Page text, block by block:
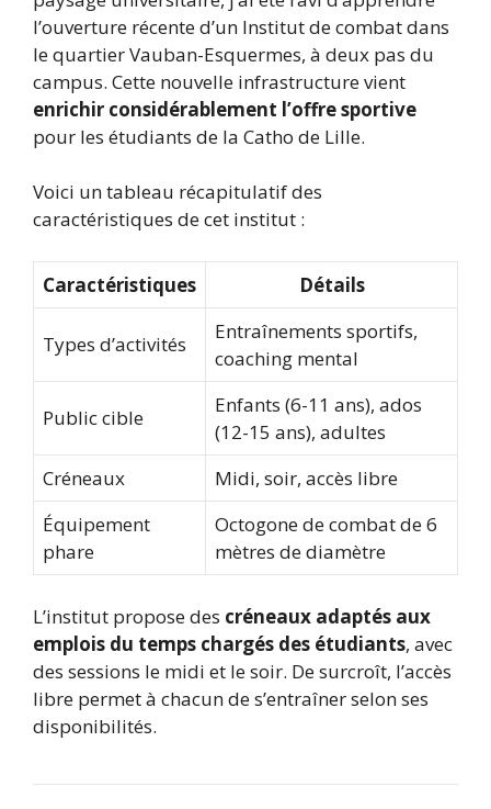
l’ouverture récente d’un Institut de combat dans
le quartier Vauban-Esquermes, à deux pas du
campus. Cette nouvelle infrastructure vient
enrichir considérablement l’offre sportive
pour les étudiants de la Catho de Lille.
Voici un tableau récapitulatif des
caractéristiques de cet institut :
Caractéristiques Détails
Types d’activités
Entraînements sportifs,
coaching mental
Public cible
Enfants (6-11 ans), ados
(12-15 ans), adultes
Créneaux
Midi, soir, accès libre
Équipement
phare
Octogone de combat de 6
mètres de diamètre
L’institut propose des créneaux adaptés aux
emplois du temps chargés des étudiants, avec
des sessions le midi et le soir. De surcroît, l’accès
libre permet à chacun de s’entraîner selon ses
disponibilités.